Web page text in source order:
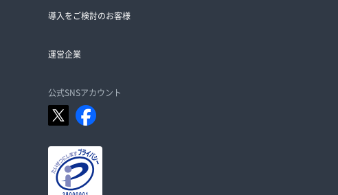
導入をご検討のお客様
運営企業
公式SNSアカウント